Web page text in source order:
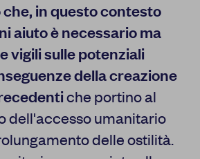
in questo contesto
aiuto è necessario ma
vigili sulle potenziali
della creazione
che portino al
dell'accesso umanitario
delle ostilità.